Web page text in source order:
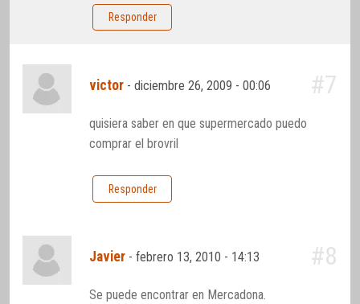
Responder
victor -diciembre 26, 2009 - 00:06 #7
quisiera saber en que supermercado puedo
comprar el brovril
Responder
Javier -febrero 13, 2010 - 14:13 #8
Se puede encontrar en Mercadona.